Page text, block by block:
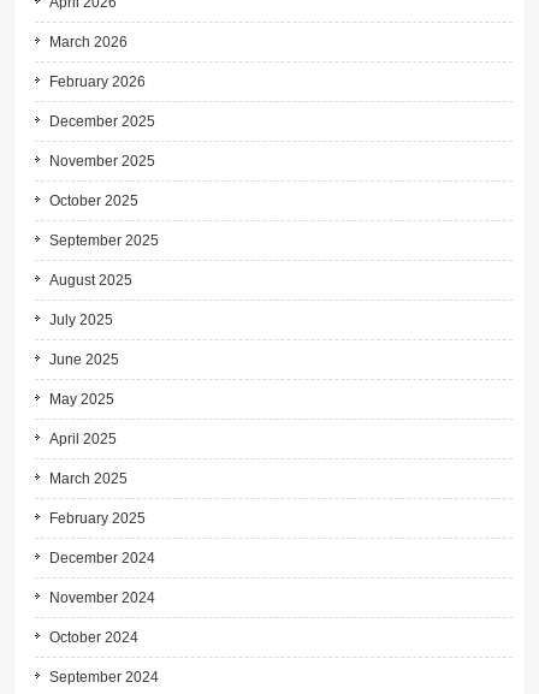
March 2026
February 2026
December 2025
November 2025
October 2025
September 2025
August 2025
July 2025
June 2025
May 2025
April 2025
March 2025
February 2025
December 2024
November 2024
October 2024
September 2024